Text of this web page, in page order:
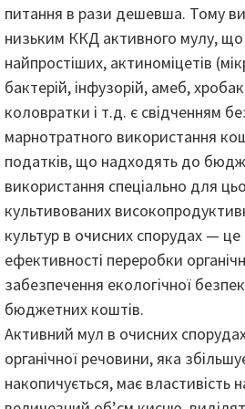
питання в рази дешевша. Тому
низьким ККД активного мулу, що
найпростіших, актиноміцетів
бактерій, інфузорій, амеб,
коловратки і т.д. є свідченням
марнотратного використання
податків, що надходять до
використання спеціально для
культивованих
культур в очисних спорудах —
ефективності переробки
забезпечення екологічної
бюджетних коштів.
Активний мул в очисних
органічної речовини, яка
накопичується, має властивість